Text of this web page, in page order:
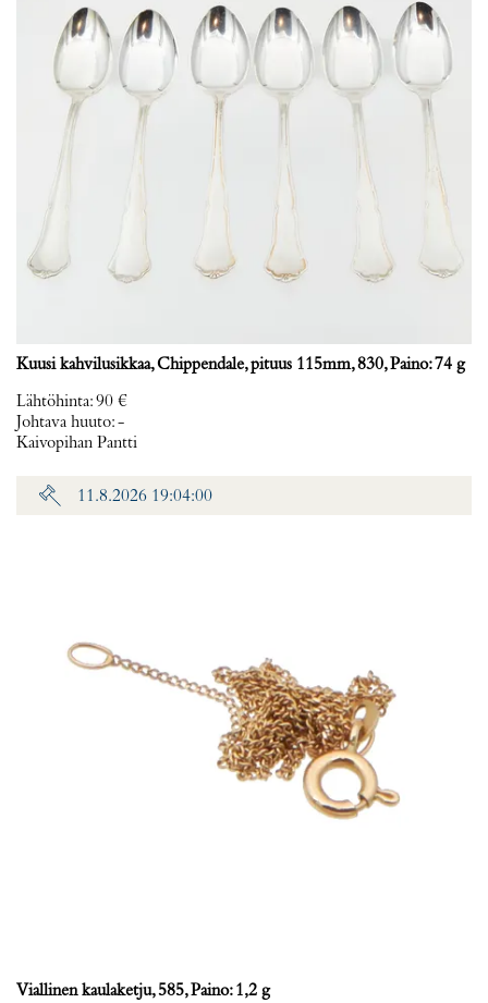
Kuusi kahvilusikkaa, Chippendale, pituus 115mm, 830, Paino: 74 g
Lähtöhinta:90 €
Johtava huuto:-
Kaivopihan Pantti
11.8.2026 19:04:00
Viallinen kaulaketju, 585, Paino: 1,2 g